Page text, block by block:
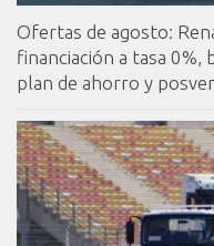
Ofertas de agosto:
financiación a tasa 0%,
plan de ahorro y